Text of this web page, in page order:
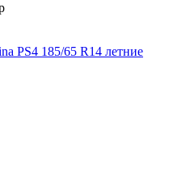
PS4 185/65 R14 летние